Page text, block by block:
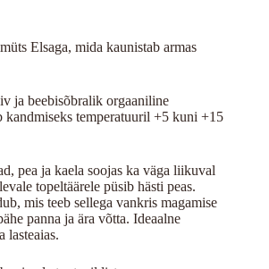
Elsaga, mida kaunistab armas
ja beebisõbralik orgaaniline
temperatuuril +5 kuni +15
pea ja kaela soojas ka väga liikuval
topeltäärele püsib hästi peas.
mis teeb sellega vankris magamise
panna ja ära võtta. Ideaalne
lasteaias.